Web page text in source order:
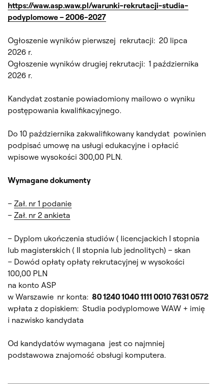
https://waw.asp.waw.pl/warunki-rekrutacji-studia-
podyplomowe – 2006-2027
Ogłoszenie wyników pierwszej rekrutacji: 20 lipca
2026 r.
Ogłoszenie wyników drugiej rekrutacji: 1 października
2026 r.
Kandydat zostanie powiadomiony mailowo o wyniku
postępowania kwalifikacyjnego.
Do 10 października zakwalifikowany kandydat powinien
podpisać umowę na usługi edukacyjne i opłacić
wpisowe wysokości 300,00 PLN.
Wymagane dokumenty
– Zał. nr 1 podanie
– Zał. nr 2 ankieta
– Dyplom ukończenia studiów ( licencjackich I stopnia
lub magisterskich ( II stopnia lub jednolitych) – skan
– Dowód opłaty opłaty rekrutacyjnej w wysokości
100,00 PLN
na konto ASP
w Warszawie nr konta: 80 1240 1040 1111 0010 7631 0572
wpłata z dopiskiem: Studia podyplomowe WAW + imię
i nazwisko kandydata
Od kandydatów wymagana jest co najmniej
podstawowa znajomość obsługi komputera.